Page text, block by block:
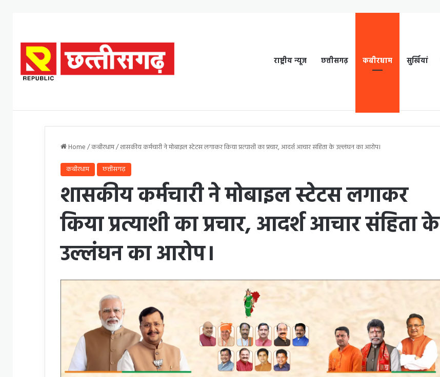
राष्ट्रीय न्यूज छत्तीसगढ़ कबीरधाम सुर्खियां
Home/कबीरधाम/शासकीय कर्मचारी ने मोबाइल स्टेटस लगाकर किया प्रत्याशी का प्रचार, आदर्श आचार संहिता के उल्लंघन का आरोप।
कबीरधाम छत्तीसगढ़
शासकीय कर्मचारी ने मोबाइल स्टेटस लगाकर
किया प्रत्याशी का प्रचार, आदर्श आचार संहिता के
उल्लंघन का आरोप।